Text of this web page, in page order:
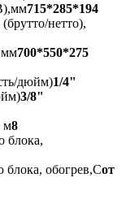
715*285*194
нетто),
700*550*275
дюйм)1/4"
3/8"
м8
блока,
блока, обогрев,Сот